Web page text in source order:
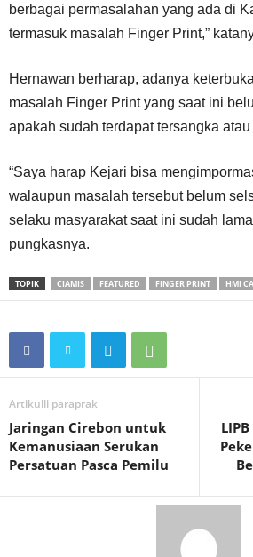
berbagai permasalahan yang ada di
termasuk masalah Finger Print,”
Hernawan berharap, adanya
masalah Finger Print yang saat ini
apakah sudah terdapat tersangka atau
“Saya harap Kejari bisa
walaupun masalah tersebut belum
selaku masyarakat saat ini sudah
pungkasnya.
TOPIK CIAMIS FEATURED FINGER PRINT HMI
Artikulli paraprak
Jaringan Cirebon untuk
Kemanusiaan Serukan
Persatuan Pasca Pemilu